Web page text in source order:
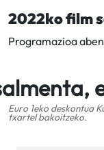
2022ko film
Programazioa
Euro 1eko deskontua
txartel bakoitzeko.